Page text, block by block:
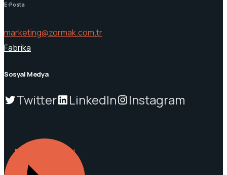
E-Posta
marketing@zormak.com.tr
Fabrika
Sosyal Medya
Twitter LinkedIn Instagram
DANIŞMANLIK ALIN